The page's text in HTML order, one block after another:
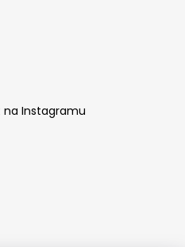
na Instagramu